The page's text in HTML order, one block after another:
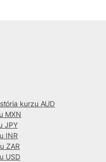
kurzu AUD
MXN
JPY
INR
ZAR
USD